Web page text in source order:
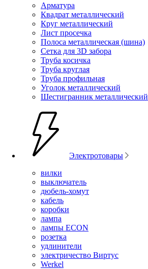
Арматура
Квадрат металлический
Круг металлический
Лист просечка
Полоса металлическая (шина)
Сетка для 3D забора
Труба косичка
Труба круглая
Труба профильная
Уголок металлический
Шестигранник металлический
Электротовары
вилки
выключатель
дюбель-хомут
кабель
коробки
лампа
лампы ECON
розетка
удлинители
электричество Виртус
Werkel